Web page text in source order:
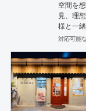
空間を
見、理
様と一
考えて
力添え
対応可能